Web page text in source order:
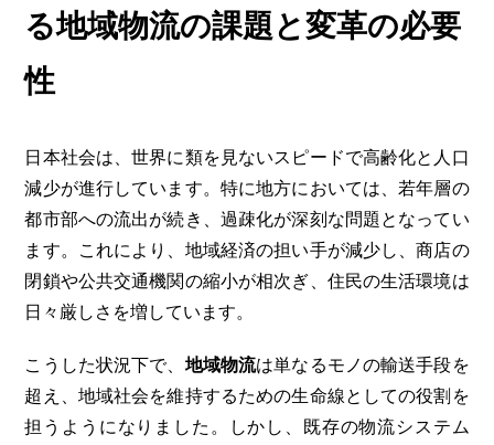
る地域物流の課題と変革の必要
性
日本社会は、世界に類を見ないスピードで高齢化と人口
減少が進行しています。特に地方においては、若年層の
都市部への流出が続き、過疎化が深刻な問題となってい
ます。これにより、地域経済の担い手が減少し、商店の
閉鎖や公共交通機関の縮小が相次ぎ、住民の生活環境は
日々厳しさを増しています。
こうした状況下で、 地域物流は単なるモノの輸送手段を
超え、地域社会を維持するための生命線としての役割を
担うようになりました。しかし、既存の物流システム